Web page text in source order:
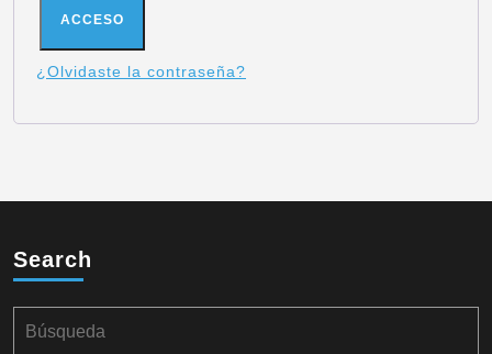
ACCESO
¿Olvidaste la contraseña?
Search